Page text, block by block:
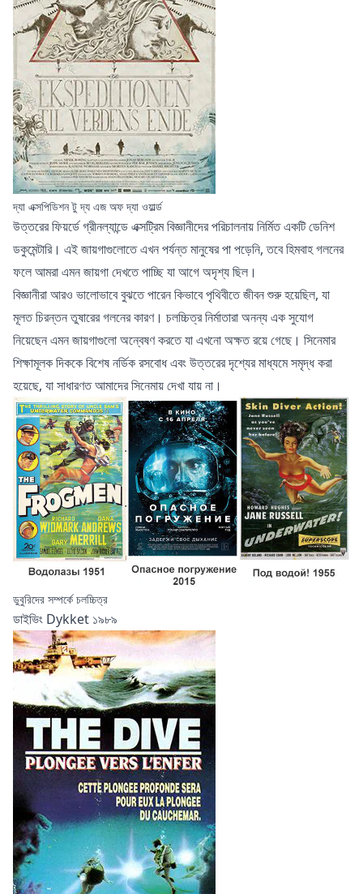
দ্যা এক্সপিডিশন টু দ্য এজ অফ দ্যা ওয়ার্ল্ড
উত্তরের ফিয়র্ডে গ্রীনল্যান্ডে এক্সট্রিম বিজ্ঞানীদের পরিচালনায় নির্মিত একটি ডেনিশ
ডকুমেন্টারি। এই জায়গাগুলোতে এখন পর্যন্ত মানুষের পা পড়েনি, তবে হিমবাহ গলনের
ফলে আমরা এমন জায়গা দেখতে পাচ্ছি যা আগে অদৃশ্য ছিল।
বিজ্ঞানীরা আরও ভালোভাবে বুঝতে পারেন কিভাবে পৃথিবীতে জীবন শুরু হয়েছিল, যা
মূলত চিরন্তন তুষারের গলনের কারণ। চলচ্চিত্র নির্মাতারা অনন্য এক সুযোগ
নিয়েছেন এমন জায়গাগুলো অন্বেষণ করতে যা এখনো অক্ষত রয়ে গেছে। সিনেমার
শিক্ষামূলক দিককে বিশেষ নর্ডিক রসবোধ এবং উত্তরের দৃশ্যের মাধ্যমে সমৃদ্ধ করা
হয়েছে, যা সাধারণত আমাদের সিনেমায় দেখা যায় না।
ডুবুরিদের সম্পর্কে চলচ্চিত্র
ডাইভিং Dykket ১৯৮৯